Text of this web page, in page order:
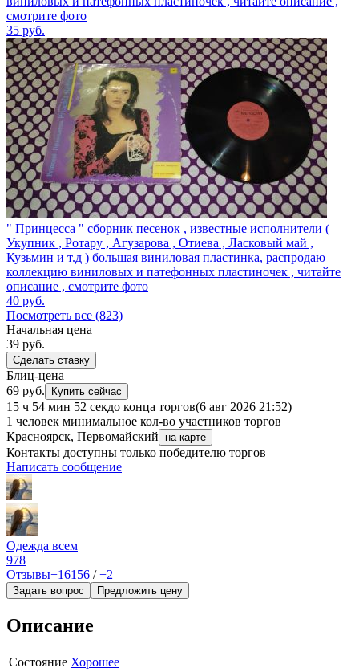
смотрите фото
35 руб.
" Принцесса " сборник песенок , известные исполнители (
Укупник , Ротару , Агузарова , Отиева , Ласковый май ,
Кузьмин и т.д ) большая виниловая пластинка, распродаю
коллекцию виниловых и патефонных пластиночек , читайте
описание , смотрите фото
40 руб.
Посмотреть все (823)
Начальная цена
39 руб.
Сделать ставку
Блиц-цена
69 руб.
Купить сейчас
15 ч 54 мин 52 секдо конца торгов(6 авг 2026 21:52)
1 человек минимальное кол-во участников торгов
Красноярск, Первомайский
на карте
Контакты доступны только победителю торгов
Написать сообщение
Одежда всем
978
Отзывы+16156 /−2
Задать вопрос Предложить цену
Описание
Состояние Хорошее